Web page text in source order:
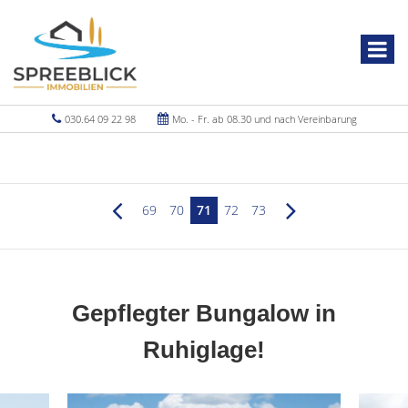
030.64 09 22 98 Mo. - Fr. ab 08.30 und nach Vereinbarung
69 70 71 72 73
Gepflegter Bungalow in
Ruhiglage!